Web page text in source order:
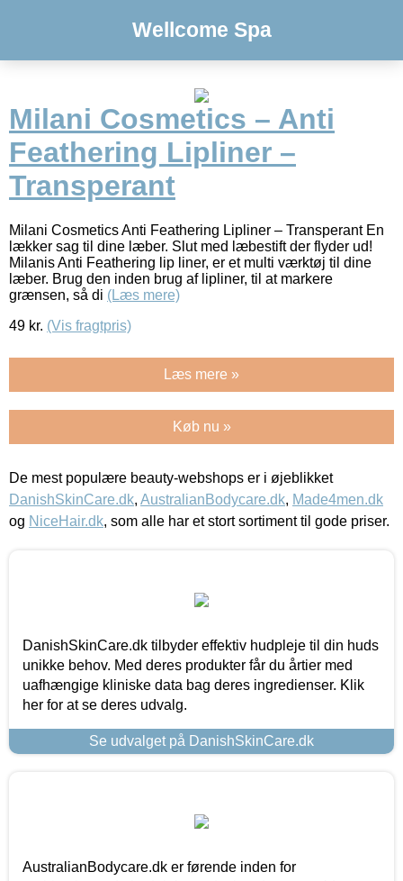
Wellcome Spa
Milani Cosmetics – Anti
Feathering Lipliner –
Transperant
Milani Cosmetics Anti Feathering Lipliner – Transperant En
lækker sag til dine læber. Slut med læbestift der flyder ud!
Milanis Anti Feathering lip liner, er et multi værktøj til dine
læber. Brug den inden brug af lipliner, til at markere
grænsen, så di (Læs mere)
49 kr. (Vis fragtpris)
Læs mere »
Køb nu »
De mest populære beauty-webshops er i øjeblikket
DanishSkinCare.dk, AustralianBodycare.dk, Made4men.dk
og NiceHair.dk, som alle har et stort sortiment til gode priser.
DanishSkinCare.dk tilbyder effektiv hudpleje til din huds
unikke behov. Med deres produkter får du årtier med
uafhængige kliniske data bag deres ingredienser. Klik
her for at se deres udvalg.
Se udvalget på DanishSkinCare.dk
AustralianBodycare.dk er førende inden for